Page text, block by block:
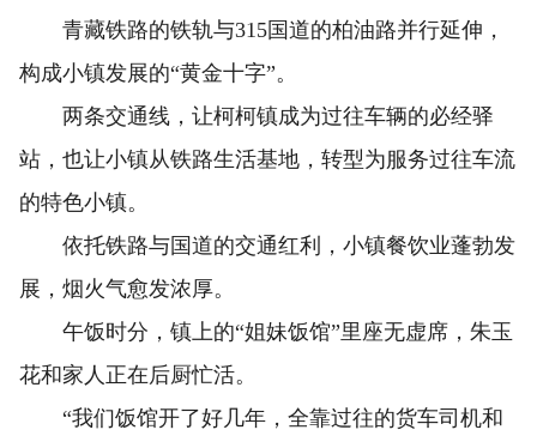
青藏铁路的铁轨与315国道的柏油路并行延伸，
构成小镇发展的“黄金十字”。
两条交通线，让柯柯镇成为过往车辆的必经驿
站，也让小镇从铁路生活基地，转型为服务过往车流
的特色小镇。
依托铁路与国道的交通红利，小镇餐饮业蓬勃发
展，烟火气愈发浓厚。
午饭时分，镇上的“姐妹饭馆”里座无虚席，朱玉
花和家人正在后厨忙活。
“我们饭馆开了好几年，全靠过往的货车司机和